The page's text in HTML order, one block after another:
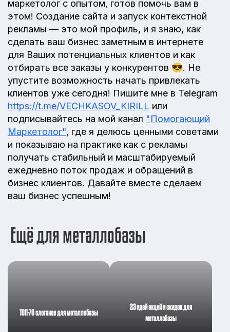
маркетолог с опытом, готов помочь вам в
этом! Создание сайта и запуск контекстной
рекламы — это мой профиль, и я знаю, как
сделать ваш бизнес заметным в интернете
для Ваших потенциальных клиентов и как
отбирать все заказы у конкурентов 😎. Не
упустите возможность начать привлекать
клиентов уже сегодня! Пишите мне в Telegram
https://t.me/VECHKASOV_KIRILL или
подписывайтесь на мой канал "Помогающий
Маркетолог", где я делюсь ценными советами
и показываю на практике как с рекламы
получать стабильный и масштабируемый
ежедневно поток продаж и обращений в
бизнес клиентов. Давайте вместе сделаем
ваш бизнес успешным!
Ещё для металлобазы
ТОП-70 слоганов для металлобазы
23 идей акций и скидок для
металлобазы